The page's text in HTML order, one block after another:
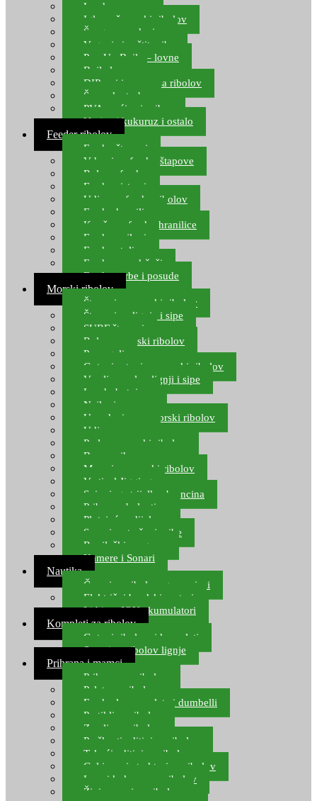
Leadcore
Igle za šaranski ribolov
Špage, upredenice
Vaganje i zaštita ribe
Pop Up Boile – lovne
Boile lovne
DIP-ovi i arome za ribolov
Šaranske torbe
PVA vrećice i pribor
Umjetni kukuruz i ostalo
Feeder ribolov
Feeder štapovi
Vrhovi za feeder štapove
Role za feeder
Feeder sistemi
Udice za feeder ribolov
Feeder hranilice
Kopče za feeder hranilice
Feeder najloni
Feeder stolice
Feeder arm držači
Feeder torbe i posude
Morski ribolov
Štapovi za morski ribolov
Štapovi za lignje i sipe
SURF štapovi
Role za morski ribolov
Parangali
Gotovi setovi za morski ribolov
Varalice za lov lignji i sipe
Lov hobotnice
Najloni za more
Upredenice za morski ribolov
Udice za more
Perle za morski ribolov
Brum prihrana za more
Mamci za morski ribolov
Vertical Jigging
Spinning strijelke, brancina
Pribor za bolentino
Plutajuća odijela
Sonari za traženje ribe
Ronilački program
Kamere i Sonari
Nautika
Čamci za ribolov, gumenjaci
Električni brodski motori
Lithium ION akumulatori
Kompleti za ribolov
Gotovi ribolovni kompleti
Setovi za ribolov lignje
Prihrana i mamci
Prihrana za ribolov
Pelete za ribolov
Feeder lovne pelete i dumbelli
Partikli za ribolov
Zemlja za ribolov
Praškasti aditivi za ribolov
Tekući aditivi za ribolov
Gel i sprej atraktori za ribolov
Lovni kukuruz za ribolov
Živi mamci za ribolov